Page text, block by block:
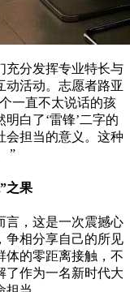
充分发挥专业特长与
动活动。志愿者路亚
一直不太说话的孩
白了‘雷锋’二字的
会担当的意义。这种
”
之果
言，这是一次震撼心
争相分享自己的所见
体的零距离接触，不
了作为一名新时代大